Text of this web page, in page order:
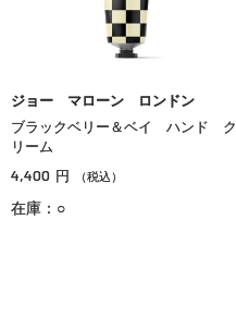
ジョー マローン ロンドン
ブラックベリー＆ベイ ハンド ク
リーム
4,400 円 （税込）
在庫：○